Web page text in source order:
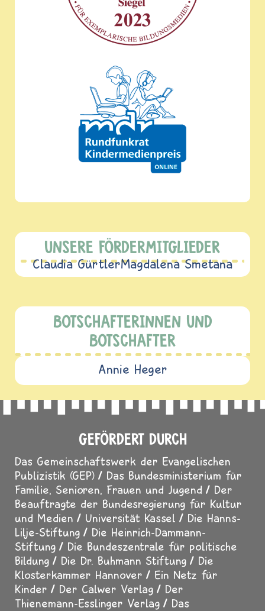
UNSERE FÖRDERMITGLIEDER
Claudia GürtlerMagdalena Smetana
BOTSCHAFTERINNEN UND
BOTSCHAFTER
Annie Heger
GEFÖRDERT DURCH
Das Gemeinschaftswerk der Evangelischen
Publizistik (GEP)
Das Bundesministerium für
Familie, Senioren, Frauen und Jugend
Der
Beauftragte der Bundesregierung für Kultur
und Medien
Universität Kassel
Die Hanns-
Lilje-Stiftung
Die Heinrich-Dammann-
Stiftung
Die Bundeszentrale für politische
Bildung
Die Dr. Buhmann Stiftung
Die
Klosterkammer Hannover
Ein Netz für
Kinder
Der Calwer Verlag
Der
Thienemann-Esslinger Verlag
Das